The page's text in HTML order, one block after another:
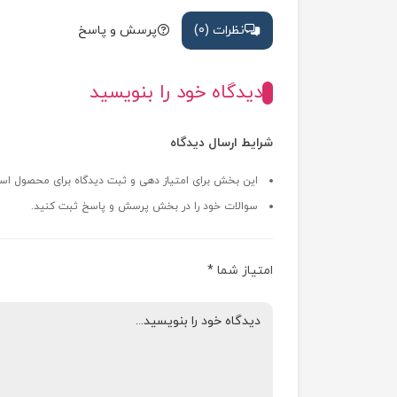
نظرات (0) پرسش و پاسخ
دیدگاه خود را بنویسید
شرایط ارسال دیدگاه
این بخش برای امتیاز دهی و ثبت دیدگاه برای محصول
سوالات خود را در بخش پرسش و پاسخ ثبت کنید.
امتیاز شما*